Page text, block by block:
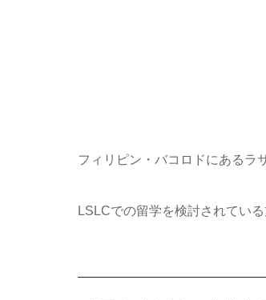
フィリピン・バコロドにあるラ
LSLCでの留学を検討されてい